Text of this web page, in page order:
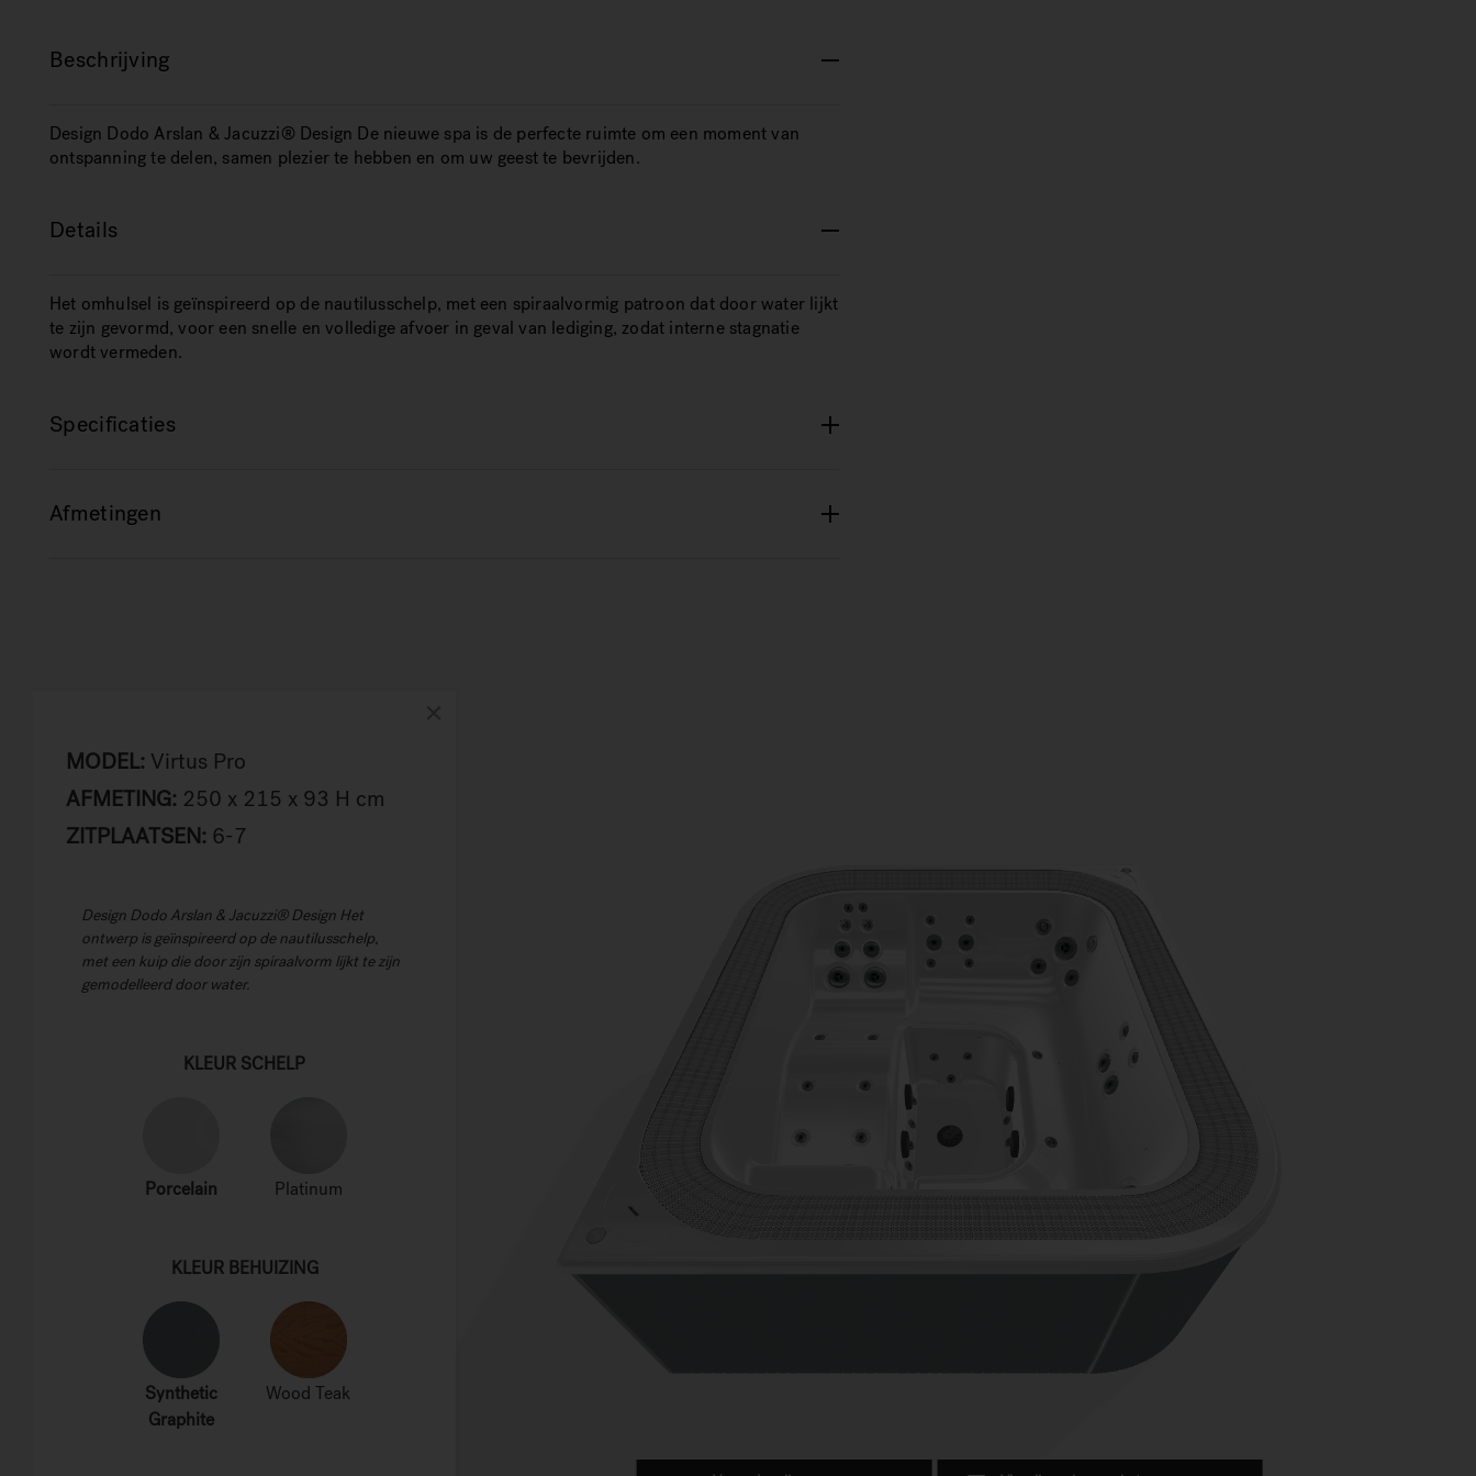
Beschrijving
Design Dodo Arslan & Jacuzzi® Design De nieuwe spa is de perfecte ruimte om een moment van
ontspanning te delen, samen plezier te hebben en om uw geest te bevrijden.
Details
Het omhulsel is geïnspireerd op de nautilusschelp, met een spiraalvormig patroon dat door water lijkt
te zijn gevormd, voor een snelle en volledige afvoer in geval van lediging, zodat interne stagnatie
wordt vermeden.
Specificaties
Afmetingen